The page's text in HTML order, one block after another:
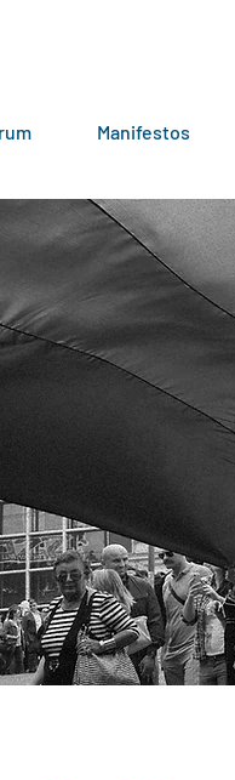
Manifestos